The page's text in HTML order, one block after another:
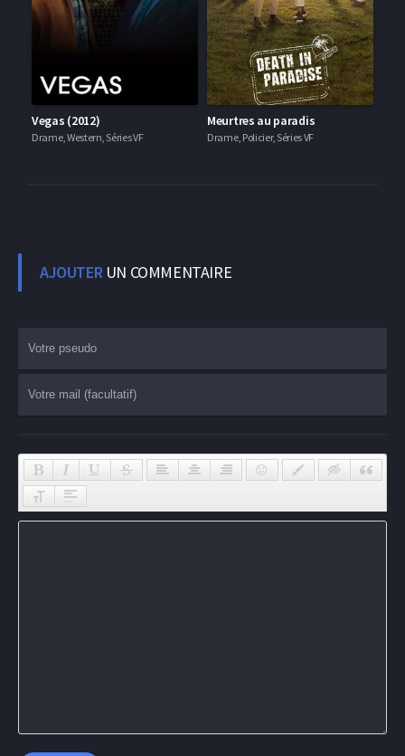
Vegas (2012)
Drame, Western, Séries VF
Meurtres au paradis
Drame, Policier, Séries VF
AJOUTERUN COMMENTAIRE